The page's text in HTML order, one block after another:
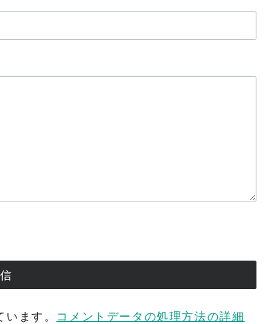
ます。 コメントデータの処理方法の詳細